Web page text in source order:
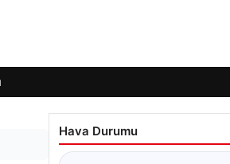
Hava Durumu